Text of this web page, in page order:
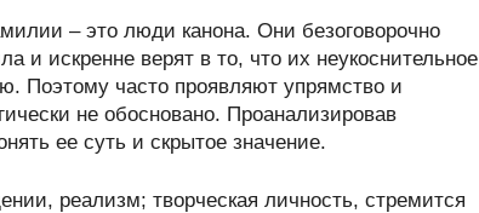
– это люди канона. Они безоговорочно
и искренне верят в то, что их неукоснительное
Поэтому часто проявляют упрямство и
не обосновано. Проанализировав
ее суть и скрытое значение.
реализм; творческая личность, стремится